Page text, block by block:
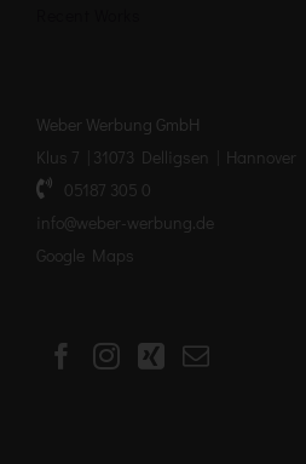
Weber Werbung GmbH
Klus 7 | 31073 Delligsen | Hannover
05187 305 0
info@weber-werbung.de
Google Maps